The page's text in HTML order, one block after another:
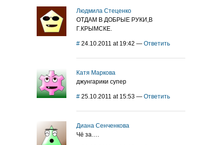
Людмила Стеценко
ОТДАМ В ДОБРЫЕ РУКИ,В
Г.КРЫМСКЕ.
# 24.10.2011 at 19:42 — Ответить
Катя Маркова
джунгарики супер
# 25.10.2011 at 15:53 — Ответить
Диана Сенченкова
Чё за….